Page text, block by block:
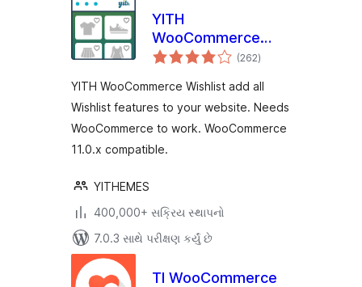
YITH
WooCommerce
Wishlist
(262કુલ
રેટિંગ્સ
)
YITH WooCommerce Wishlist add all
Wishlist features to your website. Needs
WooCommerce to work. WooCommerce
11.0.x compatible.
YITHEMES
400,000+ સક્રિય સ્થાપનો
7.0.3 સાથે પરીક્ષણ કર્યું છે
TI WooCommerce